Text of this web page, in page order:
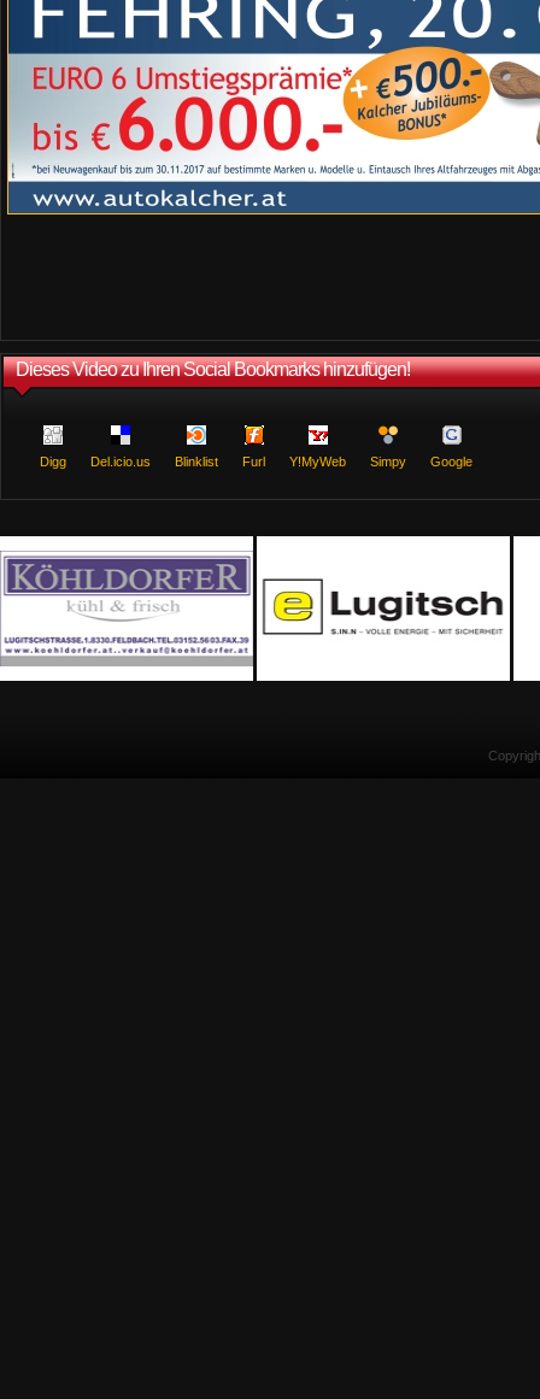
Dieses Video zu Ihren Social Bookmarks hinzufügen!
Digg Del.icio.us Blinklist Furl Y!MyWeb Simpy Google